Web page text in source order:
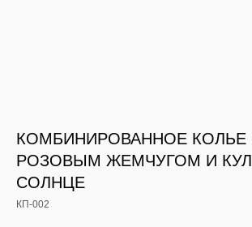
КОМБИНИРОВАННОЕ КОЛЬЕ
РОЗОВЫМ ЖЕМЧУГОМ И
СОЛНЦЕ
КП-002